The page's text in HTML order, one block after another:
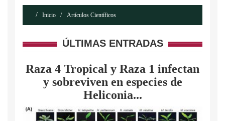
Inicio Artículos Científicos
ÚLTIMAS ENTRADAS
Raza 4 Tropical y Raza 1 infectan
y sobreviven en especies de
Heliconia...